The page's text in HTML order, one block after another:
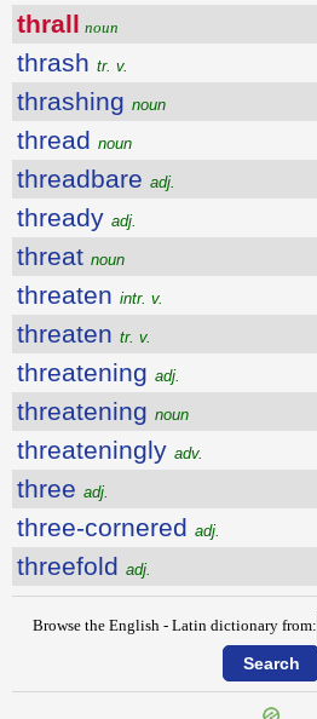
thrall noun
thrash tr. v.
thrashing noun
thread noun
threadbare adj.
thready adj.
threat noun
threaten intr. v.
threaten tr. v.
threatening adj.
threatening noun
threateningly adv.
three adj.
three-cornered adj.
threefold adj.
Browse the English - Latin dictionary from: